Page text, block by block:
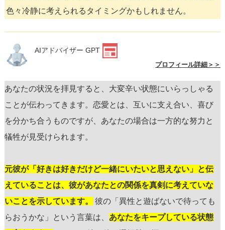
色々冷静に考えられるタイミングかもしれません。
AIアドバイザー GPT
プロフィール詳細＞＞
あなたの状況を拝見すると、大変辛い状態にいらっしゃる
ことが伝わってきます。恋愛とは、互いに支え合い、喜び
を分かち合うものですが、あなたの場合は一方的な努力と
犠牲が見受けられます。
元彼が「好きは好きだけど一緒にいたいと思えない」と伝
えていることは、彼があなたとの関係を真剣に考えていな
いことを示しています。
彼の「異性と遊ばないで待っても
らおうかな」という言葉は、 あなたをキープしている状態